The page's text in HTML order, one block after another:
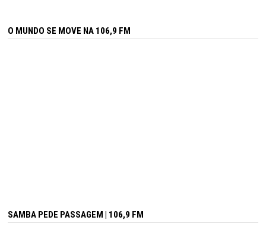
O MUNDO SE MOVE NA 106,9 FM
SAMBA PEDE PASSAGEM | 106,9 FM